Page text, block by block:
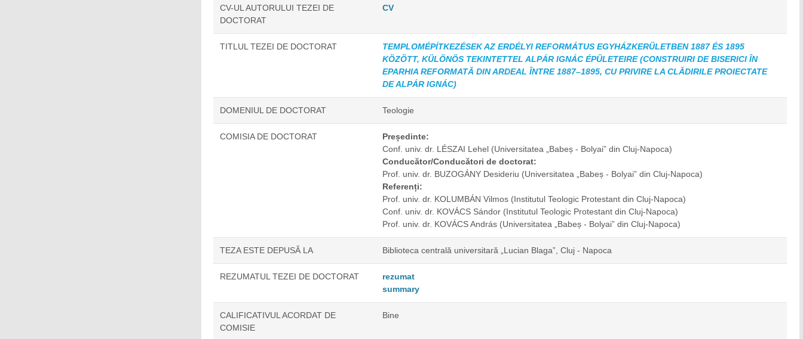
CV-UL AUTORULUI TEZEI DE
DOCTORAT
CV
TITLUL TEZEI DE DOCTORAT
TEMPLOMÉPÍTKEZÉSEK AZ ERDÉLYI REFORMÁTUS EGYHÁZKERÜLETBEN 1887 ÉS 1895
KÖZÖTT, KÜLÖNÖS TEKINTETTEL ALPÁR IGNÁC ÉPÜLETEIRE (CONSTRUIRI DE BISERICI ÎN
EPARHIA REFORMATĂ DIN ARDEAL ÎNTRE 1887–1895, CU PRIVIRE LA CLĂDIRILE PROIECTATE
DE ALPÁR IGNÁC)
DOMENIUL DE DOCTORAT Teologie
COMISIA DE DOCTORAT
Președinte:
Conf. univ. dr. LÉSZAI Lehel (Universitatea „Babeș - Bolyai” din Cluj-Napoca)
Conducător/Conducători de doctorat:
Prof. univ. dr. BUZOGÁNY Desideriu (Universitatea „Babeș - Bolyai” din Cluj-Napoca)
Referenți:
Prof. univ. dr. KOLUMBÁN Vilmos (Institutul Teologic Protestant din Cluj-Napoca)
Conf. univ. dr. KOVÁCS Sándor (Institutul Teologic Protestant din Cluj-Napoca)
Prof. univ. dr. KOVÁCS András (Universitatea „Babeș - Bolyai” din Cluj-Napoca)
TEZA ESTE DEPUSĂ LA Biblioteca centrală universitară „Lucian Blaga”, Cluj - Napoca
REZUMATUL TEZEI DE DOCTORAT
rezumat
summary
CALIFICATIVUL ACORDAT DE
COMISIE
Bine